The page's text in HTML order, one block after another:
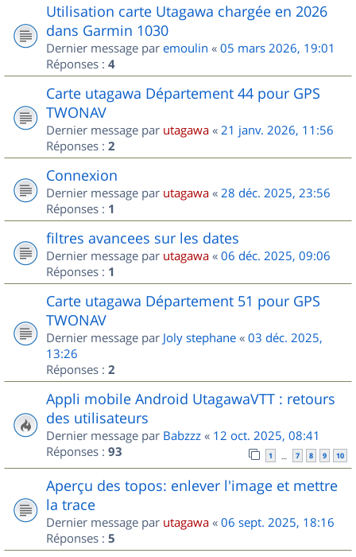
Utilisation carte Utagawa chargée en 2026
dans Garmin 1030
Dernier message par emoulin « 05 mars 2026, 19:01
Réponses : 4
Carte utagawa Département 44 pour GPS
TWONAV
Dernier message par utagawa « 21 janv. 2026, 11:56
Réponses : 2
Connexion
Dernier message par utagawa « 28 déc. 2025, 23:56
Réponses : 1
filtres avancees sur les dates
Dernier message par utagawa « 06 déc. 2025, 09:06
Réponses : 1
Carte utagawa Département 51 pour GPS
TWONAV
Dernier message par Joly stephane « 03 déc. 2025,
13:26
Réponses : 2
Appli mobile Android UtagawaVTT : retours
des utilisateurs
Dernier message par Babzzz « 12 oct. 2025, 08:41
Réponses : 93 1 … 7 8 9 10
Aperçu des topos: enlever l'image et mettre
la trace
Dernier message par utagawa « 06 sept. 2025, 18:16
Réponses : 5